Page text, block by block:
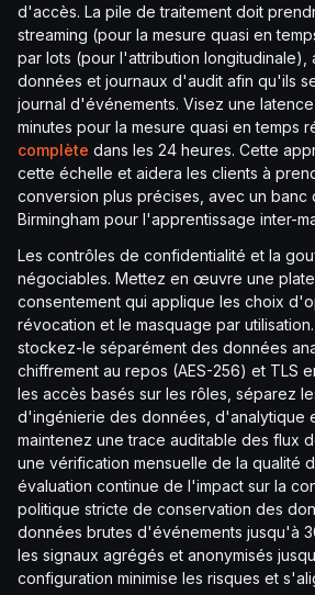
d'accès. La pile de traitement doit
streaming (pour la mesure quasi en
par lots (pour l'attribution longitudinale),
données et journaux d'audit afin qu'ils
journal d'événements. Visez une
minutes pour la mesure quasi en temps
complète dans les 24 heures. Cette
cette échelle et aidera les clients à
conversion plus précises, avec un banc
Birmingham pour l'apprentissage inter-
Les contrôles de confidentialité et la
négociables. Mettez en œuvre une
consentement qui applique les choix
révocation et le masquage par
stockez-le séparément des données
chiffrement au repos (AES-256) et TLS
les accès basés sur les rôles, séparez
d'ingénierie des données, d'analytique
maintenez une trace auditable des flux
une vérification mensuelle de la qualité
évaluation continue de l'impact sur la
politique stricte de conservation des
données brutes d'événements jusqu'à
les signaux agrégés et anonymisés
configuration minimise les risques et